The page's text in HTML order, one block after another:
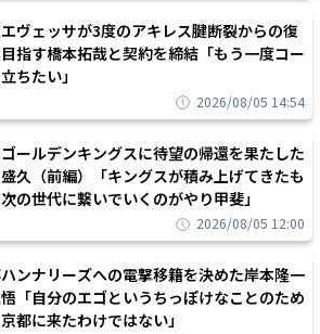
ヴェッサが3度のアキレス腱断裂からの復
指す橋本拓哉と契約を締結「もう一度コー
ちたい」
2026/08/05 14:54
ールデンキングスに待望の帰還を果たした
久（前編）「キングスが積み上げてきたも
の世代に繋いでいくのがやり甲斐」
2026/08/05 12:00
ンナリーズへの電撃移籍を決めた岸本隆一
「自分のエゴというちっぽけなことのため
都に来たわけではない」